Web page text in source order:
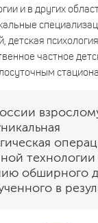
и в других
детская
частное
обширного
в